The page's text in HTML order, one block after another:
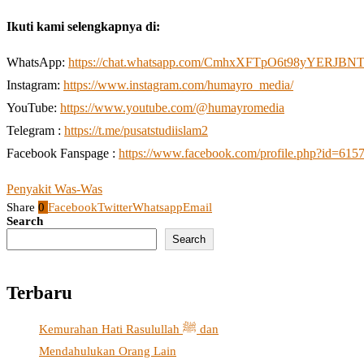
Ikuti kami selengkapnya di:
WhatsApp: https://chat.whatsapp.com/
Instagram: https://www.instagram.com/humayro_media/
YouTube: https://www.youtube.com/@humayromedia
Telegram : https://t.me/pusatstudiislam2
Facebook Fanspage : https://www.facebook.com/
Penyakit Was-Was
Share 0 FacebookTwitterWhatsappEmail
Search
Search
Terbaru
Kemurahan Hati Rasulullah ﷺ dan
Mendahulukan Orang Lain